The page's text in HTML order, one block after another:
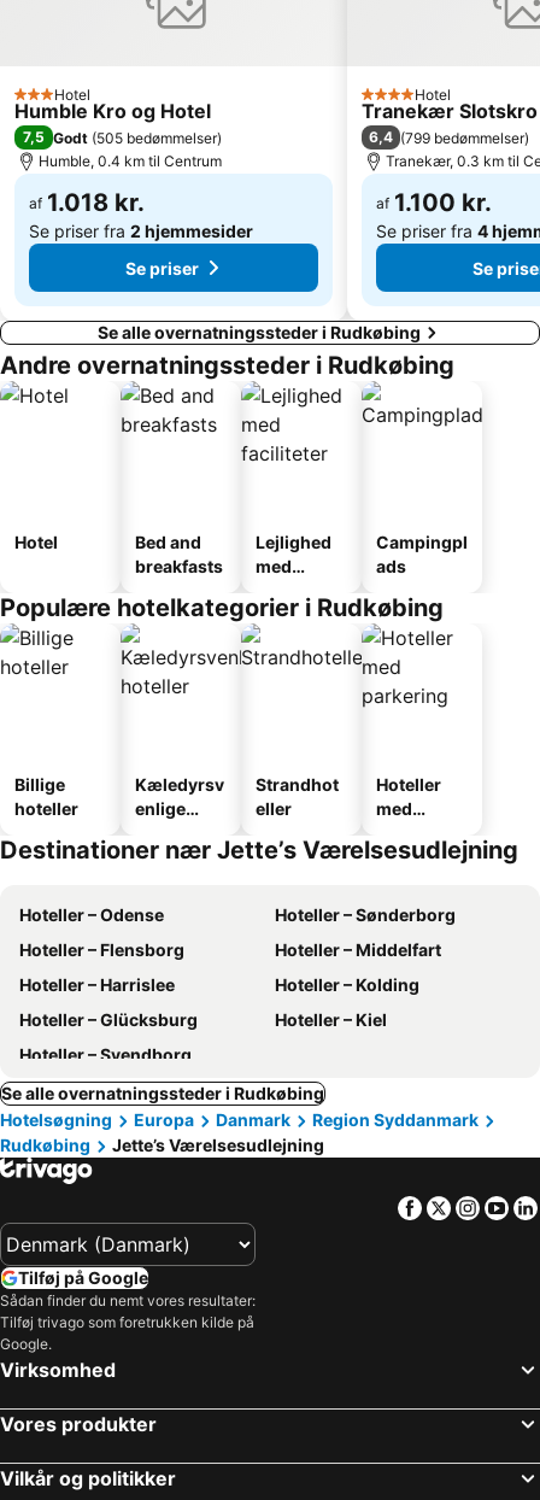
3 Stjerner
Hotel
Humble Kro og Hotel
7,5 Godt (505 bedømmelser)
Humble, 0.4 km til Centrum
af 1.018 kr.
Se priser fra 2 hjemmesider
Se priser
4 Stjerner
Hotel
Tranekær Slotskro
6,4 (799 bedømmelser)
Tranekær, 0.3 km til
af 1.100 kr.
Se priser fra 4
Se
Se alle overnatningssteder i Rudkøbing
Andre overnatningssteder i Rudkøbing
Hotel
Bed and
breakfasts
Lejlighed
med
Campingpl
ads
Populære hotelkategorier i Rudkøbing
Billige
hoteller
Kæledyrsv
enlige
Strandhot
eller
Hoteller
med
Destinationer nær Jette’s Værelsesudlejning
Hoteller – Odense
Hoteller – Sønderborg
Hoteller – Flensborg
Hoteller – Middelfart
Hoteller – Harrislee
Hoteller – Kolding
Hoteller – Glücksburg
Hoteller – Kiel
Hoteller – Svendborg
Se alle overnatningssteder i Rudkøbing
Hotelsøgning
Europa Danmark
Region Syddanmark
Rudkøbing
Jette’s Værelsesudlejning
Facebook
Twitter
Tilføj på Google
Sådan finder du nemt vores resultater:
Tilføj trivago som foretrukken kilde på
Google.
Virksomhed
Vores produkter
Vilkår og politikker